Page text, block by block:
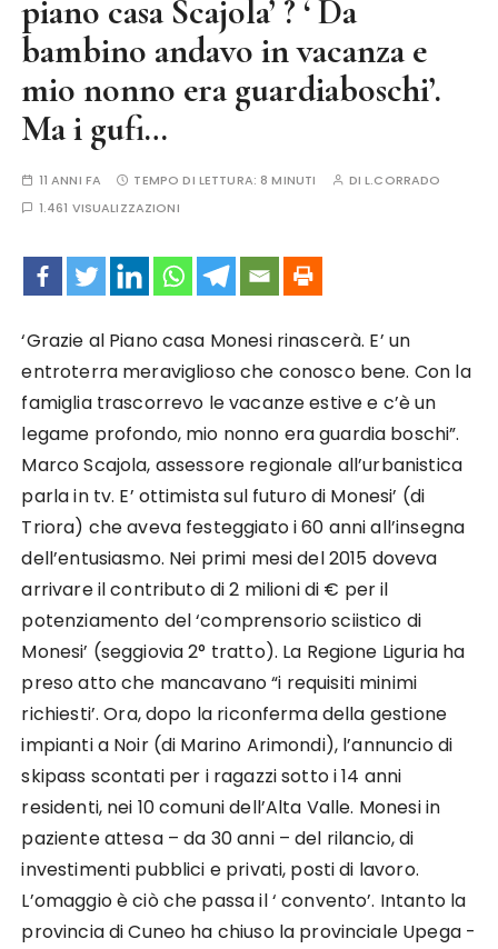
piano casa Scajola’ ? ‘ Da
bambino andavo in vacanza e
mio nonno era guardiaboschi’.
Ma i gufi…
11 ANNI FA TEMPO DI LETTURA:8 MINUTI DIL.CORRADO
1.461 VISUALIZZAZIONI
‘Grazie al Piano casa Monesi rinascerà. E’ un
entroterra meraviglioso che conosco bene. Con la
famiglia trascorrevo le vacanze estive e c’è un
legame profondo, mio nonno era guardia boschi”.
Marco Scajola, assessore regionale all’urbanistica
parla in tv. E’ ottimista sul futuro di Monesi’ (di
Triora) che aveva festeggiato i 60 anni all’insegna
dell’entusiasmo. Nei primi mesi del 2015 doveva
arrivare il contributo di 2 milioni di € per il
potenziamento del ‘comprensorio sciistico di
Monesi’ (seggiovia 2° tratto). La Regione Liguria ha
preso atto che mancavano “i requisiti minimi
richiesti’. Ora, dopo la riconferma della gestione
impianti a Noir (di Marino Arimondi), l’annuncio di
skipass scontati per i ragazzi sotto i 14 anni
residenti, nei 10 comuni dell’Alta Valle. Monesi in
paziente attesa – da 30 anni – del rilancio, di
investimenti pubblici e privati, posti di lavoro.
L’omaggio è ciò che passa il ‘ convento’. Intanto la
provincia di Cuneo ha chiuso la provinciale Upega -